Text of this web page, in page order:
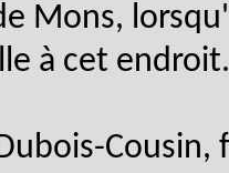
Mons,
à cet endroit.